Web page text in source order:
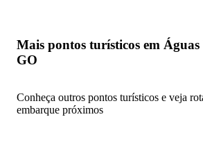
Mais pontos turísticos em
GO
Conheça outros pontos turísticos e veja
embarque próximos